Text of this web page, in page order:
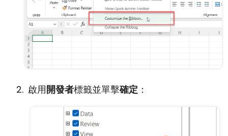
啟用開發者標籤並單擊確定 ：